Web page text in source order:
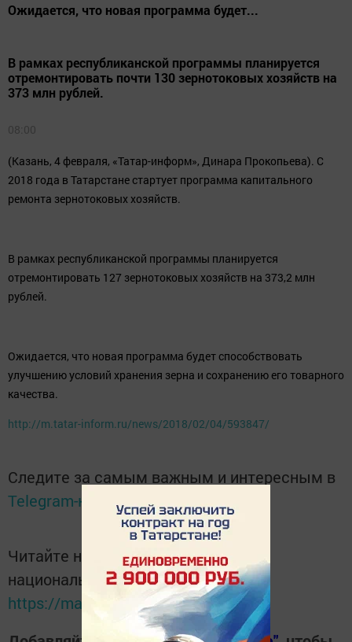
Ожидается, что новая программа будет...
В рамках республиканской программы планируется
отремонтировать почти 130 зернотоковых хозяйств на
373 млн рублей.
08:00
(Казань, 4 февраля, «Татар-информ», Динара Прокопьева). С
2018 года в Татарстане стартует программа капитального
ремонта зернотоковых хозяйств.
В рамках республиканской программы планируется
отремонтировать 127 зернотоковых хозяйств на 373,2 млн
рублей.
Ожидается, что новая программа будет способствовать
улучшению условий хранения зерна и сохранению его товарного
качества.
http://m.tatar-inform.ru/news/2018/02/04/593847/
Следите за самым важным и интересным в
Telegram-канале
Татмедиа
Читайте новости Татарстана в
национальном мессенджере MАХ:
https://max.ru/tatmedia